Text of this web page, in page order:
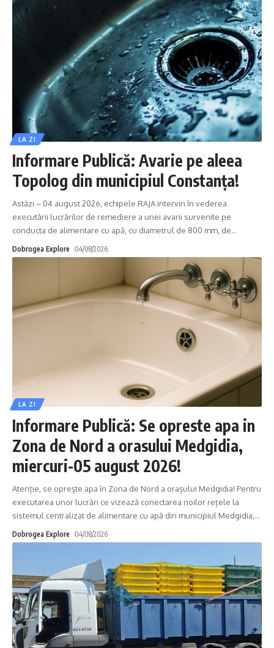
LA ZI
Informare Publică: Avarie pe aleea
Topolog din municipiul Constanța!
Astăzi – 04 august 2026, echipele RAJA intervin în vederea
executării lucrărilor de remediere a unei avarii survenite pe
conducta de alimentare cu apă, cu diametrul de 800 mm, de…
Dobrogea Explore 04/08/2026
LA ZI
Informare Publică: Se opreste apa in
Zona de Nord a orasului Medgidia,
miercuri-05 august 2026!
Atenție, se oprește apa în Zona de Nord a orașului Medgidia! Pentru
executarea unor lucrări ce vizează conectarea noilor rețele la
sistemul centralizat de alimentare cu apă din municipiul Medgidia, …
Dobrogea Explore 04/08/2026